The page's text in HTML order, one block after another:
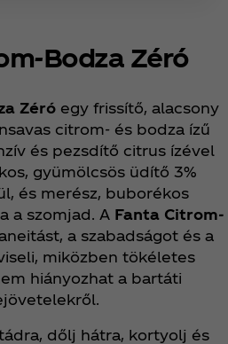
Bodza Zéró
Zéróegy frissítő, alacsony
citrom- és bodza ízű
és pezsdítő citrus ízével
gyümölcsös üdítő 3%
és merész, buborékos
a szomjad. A Fanta Citrom-
a szabadságot és a
miközben tökéletes
hiányozhat a bartáti
dőlj hátra, kortyolj és